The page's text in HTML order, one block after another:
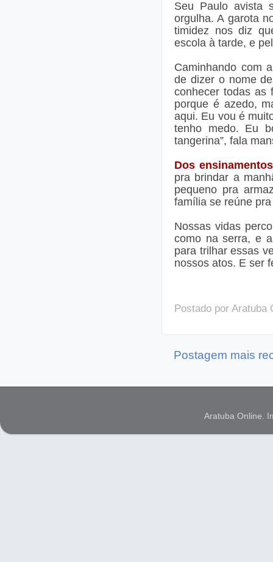
Seu Paulo avista
orgulha. A garota
timidez nos diz
escola à tarde, e
Caminhando com
de dizer o nome
conhecer todas as
porque é azedo,
aqui. Eu vou é
tenho medo. Eu
tangerina”, fala
Dos ensinamentos
pra brindar a
pequeno pra
família se reúne
Nossas vidas
como na serra, e
para trilhar essas
nossos atos. E ser
Postado por Aratuba
Postagem mais
Aratuba Online.